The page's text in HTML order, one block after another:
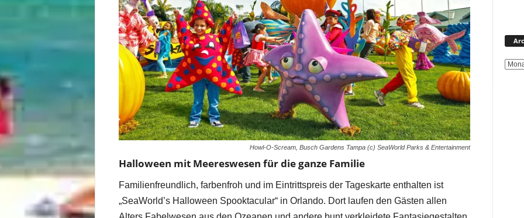
Howl-O-Scream, Busch Gardens Tampa (c) SeaWorld Parks & Entertainment
Halloween mit Meereswesen für die ganze Familie
Familienfreundlich, farbenfroh und im Eintrittspreis der Tageskarte enthalten ist
„SeaWorld’s Halloween Spooktacular“ in Orlando. Dort laufen den Gästen allen